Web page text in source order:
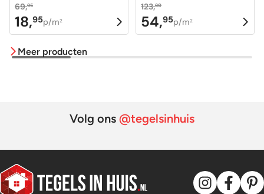
69,95
Oorspronkelijke
prijs
was:
18,95
Huidige
prijs
is:
p/m2
123,80
Oorspronkelijke
prijs
54,95
Huidige
prijs
p/m2
Meer producten
Volg ons @tegelsinhuis